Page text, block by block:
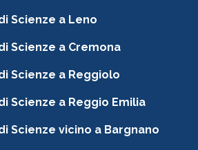
Scienze a Leno
Scienze a Cremona
Scienze a Reggiolo
Scienze a Reggio Emilia
Scienze vicino a Bargnano